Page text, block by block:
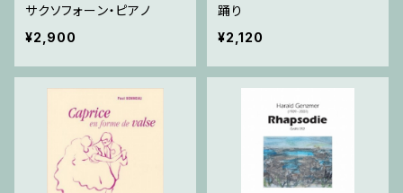
サクソフォーン・ピアノ
¥2,900
踊り
¥2,120